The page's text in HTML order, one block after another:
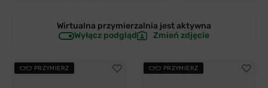
Wirtualna przymierzalnia jestaktywna
Wyłącz podgląd
Zmień zdjęcie
PRZYMIERZ PRZYMIERZ